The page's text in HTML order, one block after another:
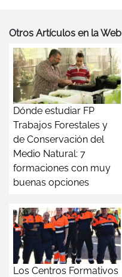
Otros Artículos en la Web
Dónde estudiar FP
Trabajos Forestales y
de Conservación del
Medio Natural: 7
formaciones con muy
buenas opciones
Los Centros Formativos